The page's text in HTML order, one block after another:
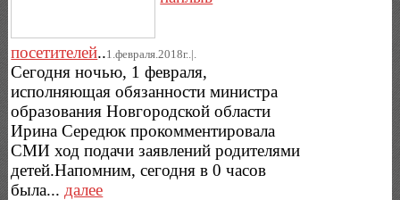
посетителей..1.февраля.2018г..|.
Сегодня ночью, 1 февраля,
исполняющая обязанности министра
образования Новгородской области
Ирина Середюк прокомментировала
СМИ ход подачи заявлений родителями
детей.Напомним, сегодня в 0 часов
была... далее